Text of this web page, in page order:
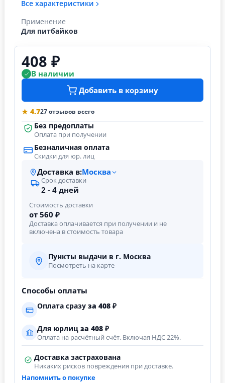
Все характеристики
Применение
Для питбайков
408 ₽
В наличии
Добавить в корзину
★ 4.727 отзывов всего
Без предоплаты
Оплата при получении
Безналичная оплата
Скидки для юр. лиц
Доставка в:Москва
Срок доставки
2 - 4 дней
Стоимость доставки
от 560 ₽
Доставка оплачивается при получении и не
включена в стоимость товара
Пункты выдачи в г. Москва
Посмотреть на карте
Способы оплаты
Оплата сразу за 408 ₽
Для юрлиц за 408 ₽
Оплата на расчётный счёт. Включая НДС 22%.
Доставка застрахована
Никаких рисков повреждения при доставке.
Напомнить о покупке